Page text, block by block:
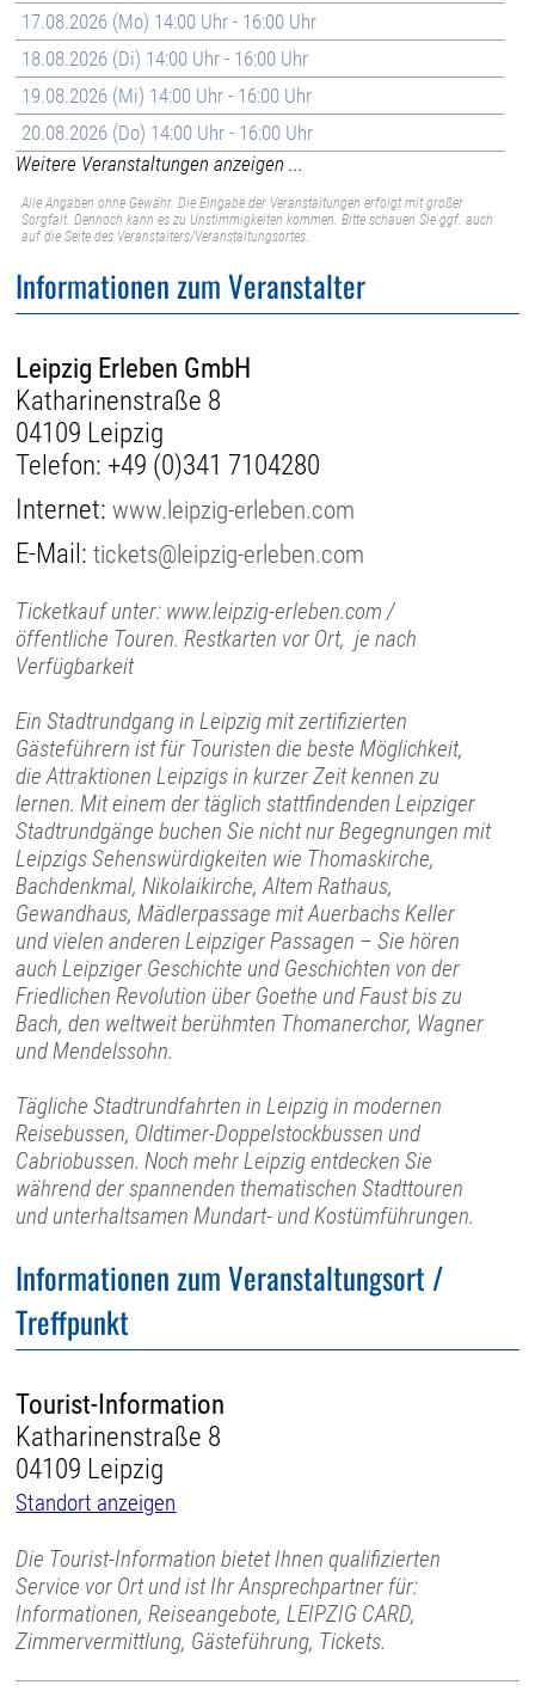
17.08.2026 (Mo) 14:00 Uhr - 16:00 Uhr
18.08.2026 (Di) 14:00 Uhr - 16:00 Uhr
19.08.2026 (Mi) 14:00 Uhr - 16:00 Uhr
20.08.2026 (Do) 14:00 Uhr - 16:00 Uhr
Weitere Veranstaltungen anzeigen ...
Alle Angaben ohne Gewähr. Die Eingabe der Veranstaltungen erfolgt mit großer
Sorgfalt. Dennoch kann es zu Unstimmigkeiten kommen. Bitte schauen Sie ggf. auch
auf die Seite des Veranstalters/Veranstaltungsortes.
Informationen zum Veranstalter
Leipzig Erleben GmbH
Katharinenstraße 8
04109 Leipzig
Telefon: +49 (0)341 7104280
Internet:www.leipzig-erleben.com
E-Mail:tickets@leipzig-erleben.com
Ticketkauf unter: www.leipzig-erleben.com /
öffentliche Touren. Restkarten vor Ort, je nach
Verfügbarkeit
Ein Stadtrundgang in Leipzig mit zertifizierten
Gästeführern ist für Touristen die beste Möglichkeit,
die Attraktionen Leipzigs in kurzer Zeit kennen zu
lernen. Mit einem der täglich stattfindenden Leipziger
Stadtrundgänge buchen Sie nicht nur Begegnungen mit
Leipzigs Sehenswürdigkeiten wie Thomaskirche,
Bachdenkmal, Nikolaikirche, Altem Rathaus,
Gewandhaus, Mädlerpassage mit Auerbachs Keller
und vielen anderen Leipziger Passagen – Sie hören
auch Leipziger Geschichte und Geschichten von der
Friedlichen Revolution über Goethe und Faust bis zu
Bach, den weltweit berühmten Thomanerchor, Wagner
und Mendelssohn.
Tägliche Stadtrundfahrten in Leipzig in modernen
Reisebussen, Oldtimer-Doppelstockbussen und
Cabriobussen. Noch mehr Leipzig entdecken Sie
während der spannenden thematischen Stadttouren
und unterhaltsamen Mundart- und Kostümführungen.
Informationen zum Veranstaltungsort /
Treffpunkt
Tourist-Information
Katharinenstraße 8
04109 Leipzig
Standort anzeigen
Die Tourist-Information bietet Ihnen qualifizierten
Service vor Ort und ist Ihr Ansprechpartner für:
Informationen, Reiseangebote, LEIPZIG CARD,
Zimmervermittlung, Gästeführung, Tickets.